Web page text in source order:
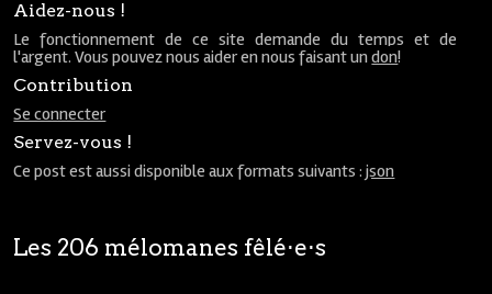
Aidez-nous !
Le fonctionnement de ce site demande du temps et de
l'argent. Vous pouvez nous aider en nous faisant undon!
Contribution
Se connecter
Servez-vous !
Ce post est aussi disponible aux formats suivants :json
Les 206 mélomanes fêlé⋅e⋅s